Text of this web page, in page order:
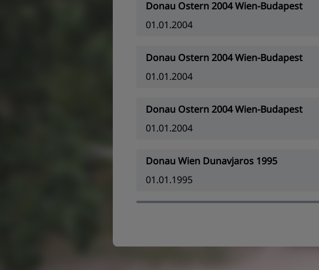
Donau Ostern 2004 Wien-Budapest
01.01.2004
Donau Ostern 2004 Wien-Budapest
01.01.2004
Donau Ostern 2004 Wien-Budapest
01.01.2004
Donau Wien Dunavjaros 1995
01.01.1995